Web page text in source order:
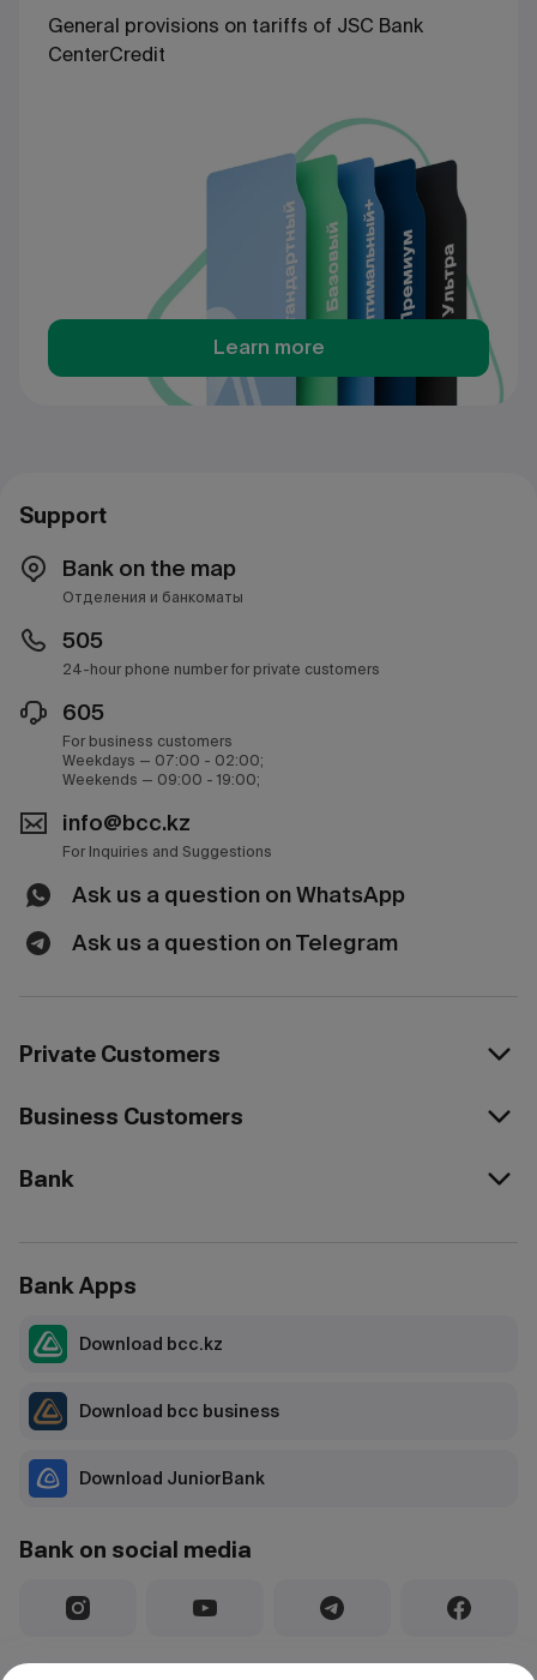
General provisions on tariffs of JSC Bank
CenterCredit
Learn more
Support
Bank on the map
Отделения и банкоматы
505
24-hour phone number for private customers
605
For business customers
Weekdays — 07:00 - 02:00;
Weekends — 09:00 - 19:00;
info@bcc.kz
For Inquiries and Suggestions
Ask us a question on WhatsApp
Ask us a question on Telegram
Private Customers
Business Customers
Bank
Bank on social media
Bank Apps
Download bcc.kz
Download bcc business
Download JuniorBank